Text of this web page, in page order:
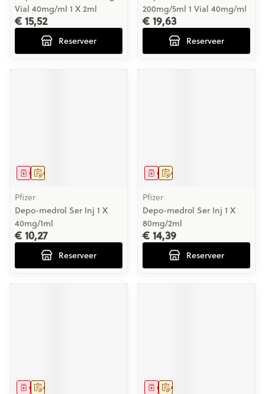
Vial 40mg/ml 1 X 2ml
€ 15,52
Reserveer
200mg/5ml 1 Vial 40mg/ml
€ 19,63
Reserveer
Op voorschrift
Geneesmiddel
Pfizer
Depo-medrol Ser Inj 1 X
40mg/1ml
€ 10,27
Reserveer
Op voorschrift
Geneesmiddel
Pfizer
Depo-medrol Ser Inj 1 X
80mg/2ml
€ 14,39
Reserveer
Op voorschrift
Geneesmiddel Op voorschrift
Geneesmiddel